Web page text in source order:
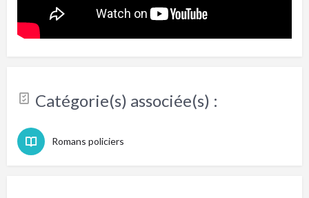
Catégorie(s) associée(s) :
Romans policiers